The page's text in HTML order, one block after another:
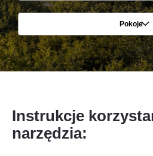
Pokoje
Instrukcje
narzędzia: